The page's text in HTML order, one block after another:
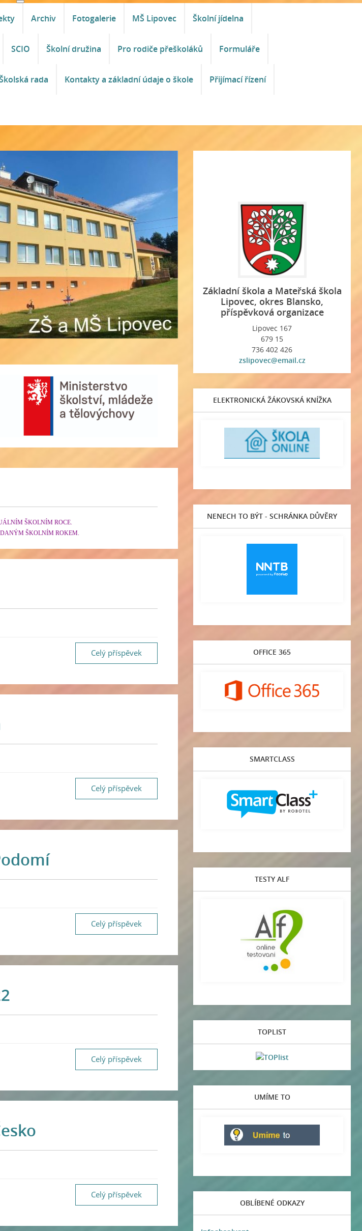
Archiv Fotogalerie MŠ Lipovec Školní jídelna
SCIO Školní družina Pro rodiče přeškoláků Formuláře
rada Kontakty a základní údaje o škole Přijímací řízení
ŠKOLNÍM ROCE.
ŠKOLNÍM ROKEM.
Celý příspěvek
Celý příspěvek
Celý příspěvek
Celý příspěvek
Celý příspěvek
Základní škola a Mateřská škola
Lipovec, okres Blansko,
příspěvková organizace
Lipovec 167
679 15
736 402 426
zslipovec@email.cz
ELEKTRONICKÁ ŽÁKOVSKÁ KNÍŽKA
NENECH TO BÝT - SCHRÁNKA DŮVĚRY
OFFICE 365
SMARTCLASS
TESTY ALF
TOPLIST
UMÍME TO
OBLÍBENÉ ODKAZY